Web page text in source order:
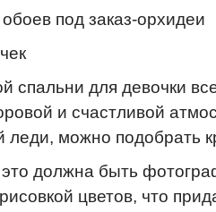
под заказ-орхидеи
спальни для девочки
и счастливой
можно подобрать
должна быть
цветов, что